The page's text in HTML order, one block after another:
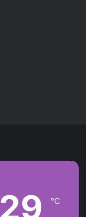
29 ℃